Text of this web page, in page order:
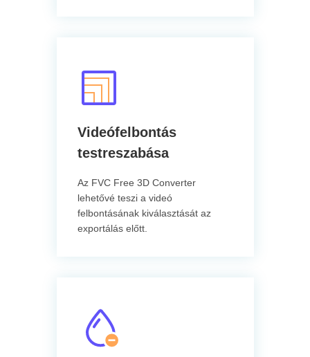
Videófelbontás
testreszabása
Az FVC Free 3D Converter
lehetővé teszi a videó
felbontásának kiválasztását az
exportálás előtt.